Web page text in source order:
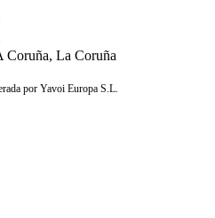
Coruña, La Coruña
por Yavoi Europa S.L.